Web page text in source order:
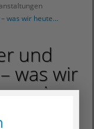
was wir heute…
und
was wir
wir